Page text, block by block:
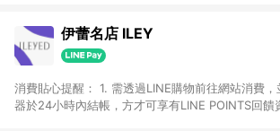
伊蕾名店 ILEY
消費貼心提醒： 1. 需透過LINE購物前往網站消費，
器於24小時內結帳，方才可享有LINE POINTS回饋